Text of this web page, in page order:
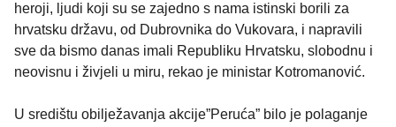
heroji, ljudi koji su se zajedno s nama istinski borili za
hrvatsku državu, od Dubrovnika do Vukovara, i napravili
sve da bismo danas imali Republiku Hrvatsku, slobodnu i
neovisnu i živjeli u miru, rekao je ministar Kotromanović.
U središtu obilježavanja akcije”Peruća” bilo je polaganje